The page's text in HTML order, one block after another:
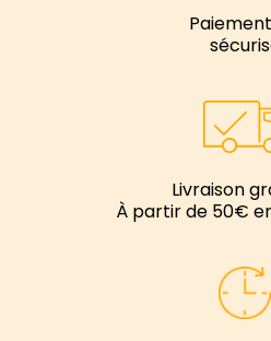
Livraison
À partir de 50€